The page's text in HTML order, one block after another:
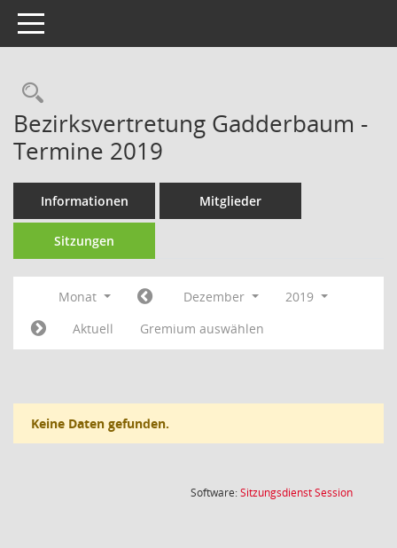
Toggle navigation
Rechercheauswahl
Bezirksvertretung Gadderbaum -
Termine 2019
Informationen Mitglieder
Sitzungen
Monat Dezember
2019
Aktuell
Gremium auswählen
Keine Daten gefunden.
Software:SitzungsdienstSession(Wird in